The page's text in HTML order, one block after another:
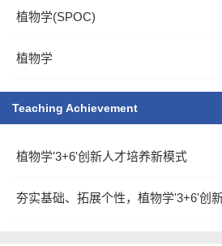
植物学(SPOC)
植物学
Teaching Achievement
植物学'3+6'创新人才培养新模式
夯实基础、拓展个性，植物学'3+6'创